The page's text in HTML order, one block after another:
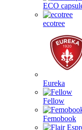
ECO
ecotree
Eureka
Fellow
Femobook